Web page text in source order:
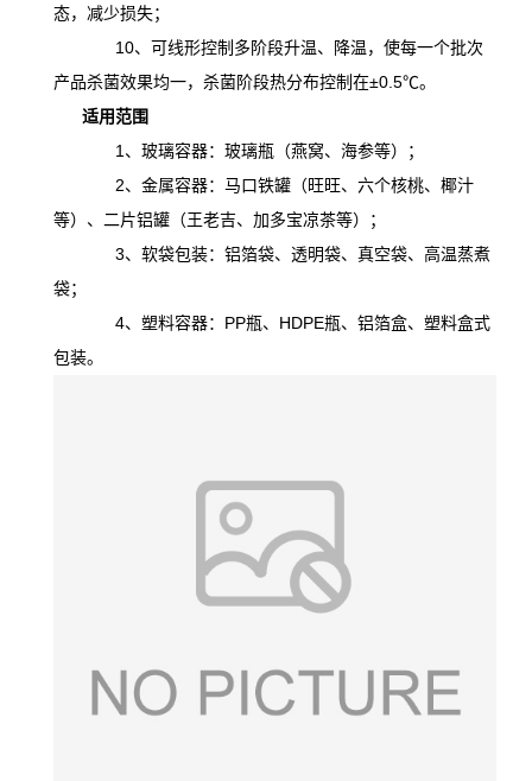
态，减少损失；
10、可线形控制多阶段升温、降温， 使每一个批次
产品杀菌效果均一，杀菌阶段热分布控制在±0.5℃。
适用范围
1、玻璃容器：玻璃瓶（燕窝、海参等）；
2、金属容器：马口铁罐（旺旺、六个核桃、椰汁
等）、二片铝罐（王老吉、加多宝凉茶等）；
3、软袋包装：铝箔袋、透明袋、真空袋、高温蒸煮
袋；
4、塑料容器：PP瓶、HDPE瓶、铝箔盒、塑料盒式
包装。